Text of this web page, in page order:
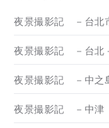
夜景撮影記 －台北
夜景撮影記 －台北
夜景撮影記 －中之
夜景撮影記 －中津